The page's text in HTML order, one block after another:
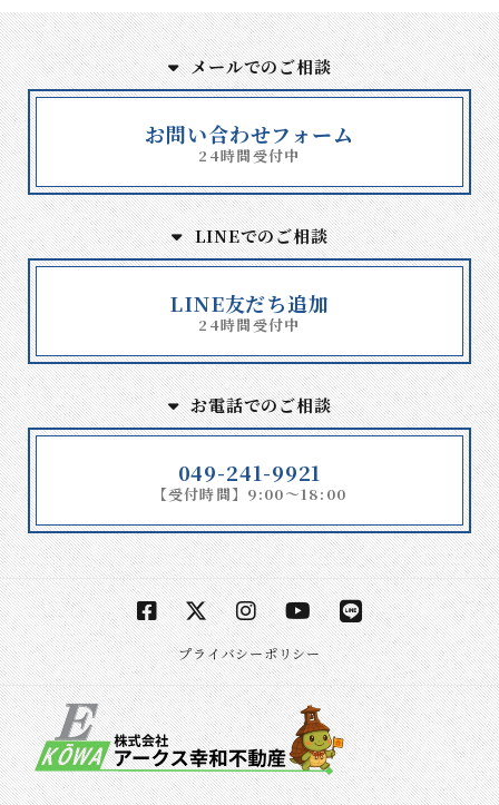
メールでのご相談
お問い合わせフォーム
24時間受付中
LINEでのご相談
LINE友だち追加
24時間受付中
お電話でのご相談
049-241-9921
【受付時間】9:00～18:00
プライバシーポリシー